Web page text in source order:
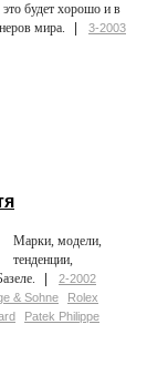
будет хорошо и в
мира.
3-2003
Марки, модели,
тенденции,
2-2002
& Sohne
Rolex
Patek Philippe